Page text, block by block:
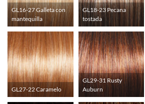
GL16-27 Galleta con
mantequilla
GL18-23 Pecana
tostada
GL27-22 Caramelo
GL29-31 Rusty
Auburn